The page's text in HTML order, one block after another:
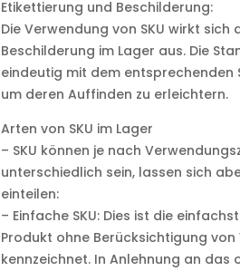
Etikettierung und Beschilderung:
Die Verwendung von SKU wirkt
Beschilderung im Lager aus. Die
eindeutig mit dem entsprechenden
um deren Auffinden zu erleichtern.
Arten von SKU im Lager
– SKU können je nach
unterschiedlich sein, lassen sich
einteilen:
– Einfache SKU: Dies ist die
Produkt ohne Berücksichtigung
kennzeichnet. In Anlehnung an